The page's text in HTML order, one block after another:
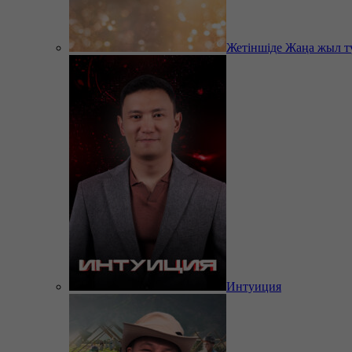
Жетіншіде Жаңа жыл
Интуиция